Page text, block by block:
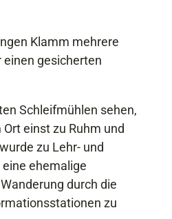
Klamm mehrere
einen gesicherten
Schleifmühlen sehen,
einst zu Ruhm und
zu Lehr- und
ehemalige
durch die
zu